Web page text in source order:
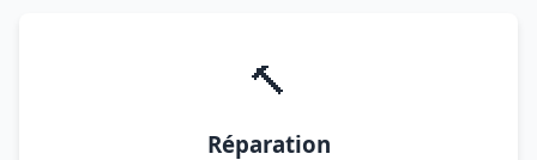
🔨
Réparation